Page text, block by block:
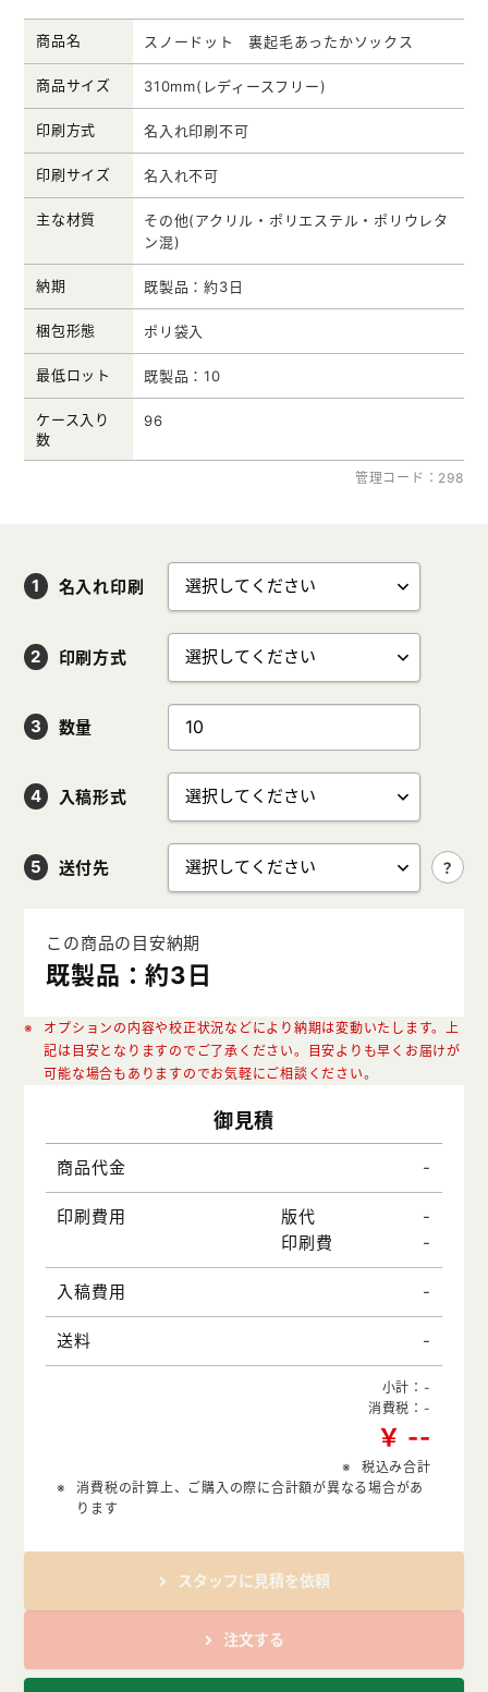
商品名 スノードット 裏起毛あったかソックス
商品サイズ 310mm(レディースフリー)
印刷方式 名入れ印刷不可
印刷サイズ 名入れ不可
主な材質
その他(アクリル・ポリエステル・ポリウレタ
ン混)
納期 既製品：約3日
梱包形態 ポリ袋入
最低ロット 既製品：10
ケース入り
数
96
管理コード：298
名入れ印刷
印刷方式
数量
入稿形式
送付先
この商品の目安納期
既製品：約3日
オプションの内容や校正状況などにより納期は変動いたします。上
記は目安となりますのでご了承ください。目安よりも早くお届けが
可能な場合もありますのでお気軽にご相談ください。
御見積
商品代金 -
印刷費用 版代
-
印刷費
-
入稿費用 -
送料 -
小計： -
消費税： -
￥ --
税込み合計
消費税の計算上、ご購入の際に合計額が異なる場合があ
ります
スタッフに見積を依頼
注文する